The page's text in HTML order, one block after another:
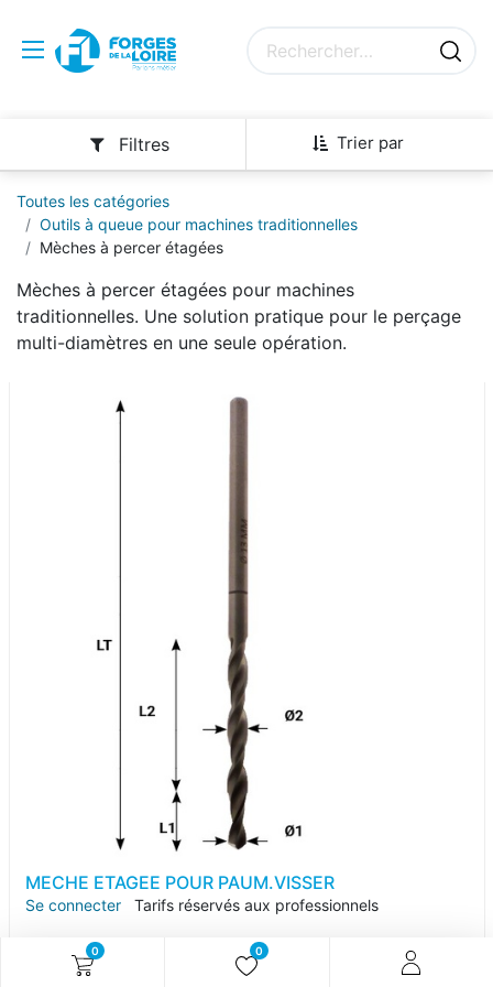
0 0
Trier par
Filtres
Toutes les catégories
Outils à queue pour machines traditionnelles
Mèches à percer étagées
Mèches à percer étagées pour machines
traditionnelles. Une solution pratique pour le perçage
multi-diamètres en une seule opération.
MECHE ETAGEE POUR PAUM.VISSER
Se connecter Tarifs réservés aux professionnels
Référence article :